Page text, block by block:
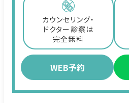
カウンセリング・
ドクター診察は
完全無料
WEB予約